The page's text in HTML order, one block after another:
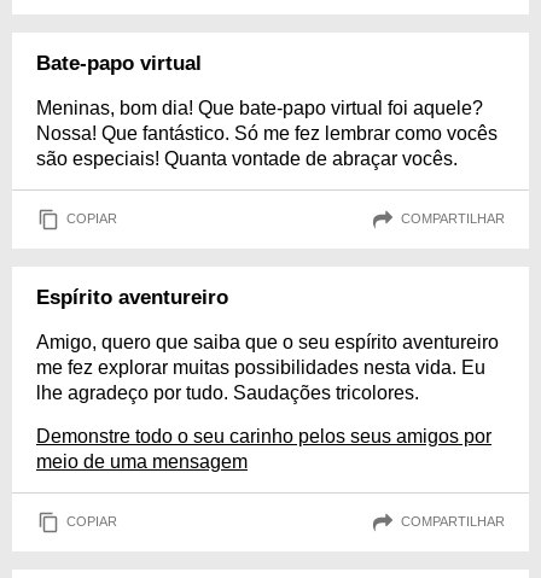
Bate-papo virtual
Meninas, bom dia! Que bate-papo virtual foi aquele?
Nossa! Que fantástico. Só me fez lembrar como vocês
são especiais! Quanta vontade de abraçar vocês.
COPIAR COMPARTILHAR
Espírito aventureiro
Amigo, quero que saiba que o seu espírito aventureiro
me fez explorar muitas possibilidades nesta vida. Eu
lhe agradeço por tudo. Saudações tricolores.
Demonstre todo o seu carinho pelos seus amigos por
meio de uma mensagem
COPIAR COMPARTILHAR